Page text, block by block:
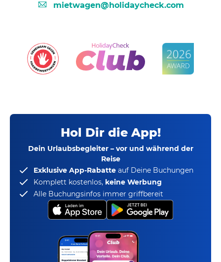
mietwagen@holidaycheck.com
Hol Dir die App!
Dein Urlaubsbegleiter – vor und während der
Reise
Exklusive App-Rabatte auf Deine Buchungen
Komplett kostenlos, keine Werbung
Alle Buchungsinfos immer griffbereit